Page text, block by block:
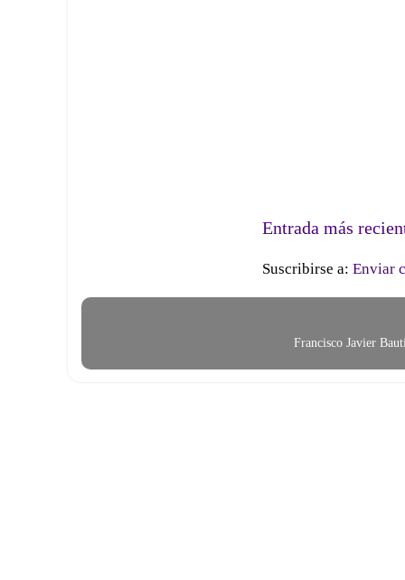
Entrada más
Suscribirse a: Enviar
Francisco Javier